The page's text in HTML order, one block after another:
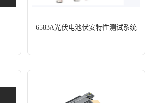
6583A光伏电池伏安特性测试系统